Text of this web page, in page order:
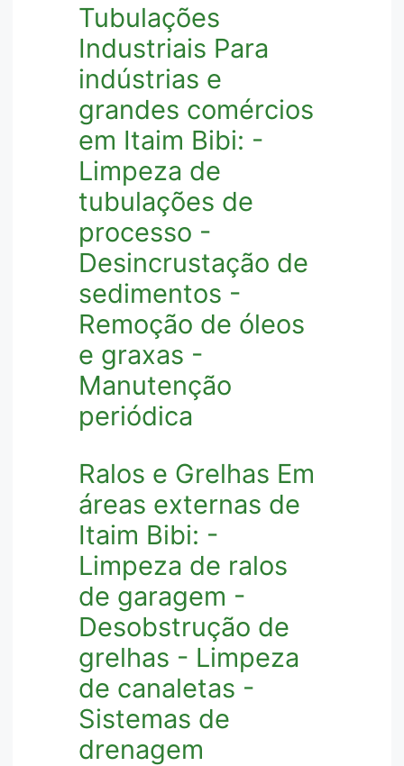
Tubulações
Industriais Para
indústrias e
grandes comércios
em Itaim Bibi: -
Limpeza de
tubulações de
processo -
Desincrustação de
sedimentos -
Remoção de óleos
e graxas -
Manutenção
periódica
Ralos e Grelhas Em
áreas externas de
Itaim Bibi: -
Limpeza de ralos
de garagem -
Desobstrução de
grelhas - Limpeza
de canaletas -
Sistemas de
drenagem